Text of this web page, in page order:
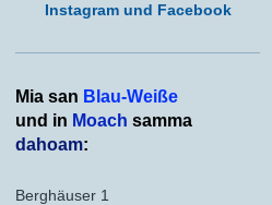
Instagram und Facebook
Mia san Blau-Weiße
und in Moach samma
dahoam:
Berghäuser 1